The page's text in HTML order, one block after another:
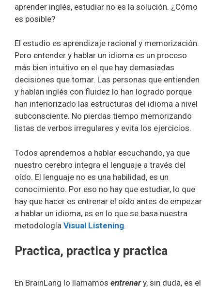
aprender inglés, estudiar no es la solución. ¿Cómo
es posible?
El estudio es aprendizaje racional y memorización.
Pero entender y hablar un idioma es un proceso
más bien intuitivo en el que hay demasiadas
decisiones que tomar. Las personas que entienden
y hablan inglés con fluidez lo han logrado porque
han interiorizado las estructuras del idioma a nivel
subconsciente. No pierdas tiempo memorizando
listas de verbos irregulares y evita los ejercicios.
Todos aprendemos a hablar escuchando, ya que
nuestro cerebro integra el lenguaje a través del
oído. El lenguaje no es una habilidad, es un
conocimiento. Por eso no hay que estudiar, lo que
hay que hacer es entrenar el oído antes de empezar
a hablar un idioma, es en lo que se basa nuestra
metodología Visual Listening.
Practica, practica y practica
En BrainLang lo llamamos entrenar y, sin duda, es el